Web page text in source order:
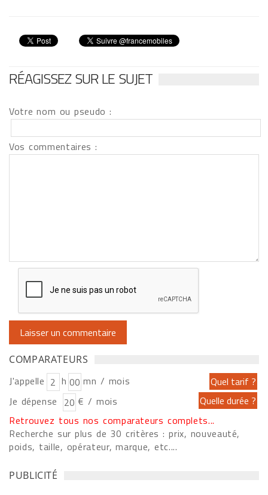
RÉAGISSEZ SUR LE SUJET
Votre nom ou pseudo :
Vos commentaires :
COMPARATEURS
J'appelle h
mn / mois
Je dépense
€ / mois
Retrouvez tous nos comparateurs complets...
Recherche sur plus de 30 critères : prix, nouveauté,
poids, taille, opérateur, marque, etc....
PUBLICITÉ